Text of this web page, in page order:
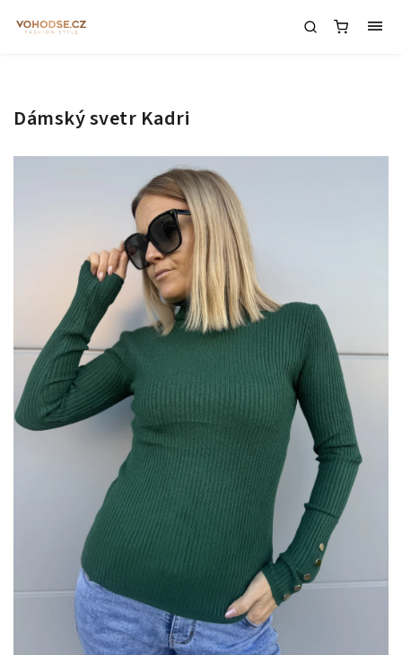
Dámský svetr Kadri